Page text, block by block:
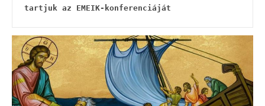
tartjuk az EMEIK-konferenciáját